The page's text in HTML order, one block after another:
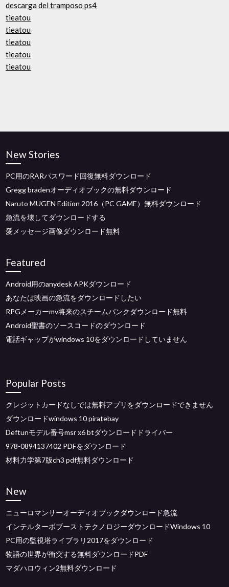
descarga del tramposo ps4
tieatou
tieatou
tieatou
tieatou
tieatou
New Stories
PC用のRARパスワード回復無料ダウンロード
Gregg bradenオーディオブックの無料ダウンロード
Naruto MUGEN Edition 2016（PC GAME）無料ダウンロード
急流を壊してダウンロードする
愛メッセージ画像ダウンロード無料
Featured
Android用のanydesk APKダウンロード
あなたは映画の急流をダウンロードしたい
RPGメーカーmv将来のスチームパンクダウンロード無料
Android聖書のソースコードのダウンロード
電話ギャップがwindows 10をダウンロードしていません
Popular Posts
クレジットカードなしでは無料アプリをダウンロードできません
ダウンロードwindows 10 piratebay
Deftunモデル番号msr x6 btダウンロードドライバー
978-0894137402 PDFをダウンロード
材料力学第7版ch3 pdf無料ダウンロード
New
ニューロマンサーオーディオブックダウンロード急流
インテルターボブーストテクノロジーダウンロードWindows 10
PC用の監視塔ライブラリ2017をダウンロード
物語の世界が衝突する無料ダウンロードPDF
マダハロウィン2無料ダウンロード